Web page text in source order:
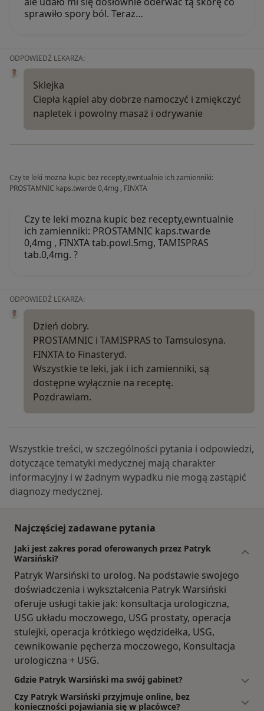
sprawiło spory ból. Teraz…
ODPOWIEDŹ LEKARZA:
Sklejka
Ciepła kąpiel aby dobrze namoczyć i zmiękczyć
napletek i powolny masaż i odrywanie
Czy te leki mozna kupic bez recepty,ewntualnie ich zamienniki:
PROSTAMNIC kaps.twarde 0,4mg , FINXTA
Czy te leki mozna kupic bez recepty,ewntualnie
ich zamienniki: PROSTAMNIC kaps.twarde
0,4mg , FINXTA tab.powl.5mg, TAMISPRAS
tab.0,4mg. ?
ODPOWIEDŹ LEKARZA:
Dzień dobry.
PROSTAMNIC i TAMISPRAS to Tamsulosyna.
FINXTA to Finasteryd.
Wszystkie te leki, jak i ich zamienniki, są
dostępne wyłącznie na receptę.
Pozdrawiam.
Wszystkie treści, w szczególności pytania i odpowiedzi,
dotyczące tematyki medycznej mają charakter
informacyjny i w żadnym wypadku nie mogą zastąpić
diagnozy medycznej.
Najczęściej zadawane pytania
Jaki jest zakres porad oferowanych przez Patryk
Warsiński?
Patryk Warsiński to urolog. Na podstawie swojego
doświadczenia i wykształcenia Patryk Warsiński
oferuje usługi takie jak: konsultacja urologiczna,
USG układu moczowego, USG prostaty, operacja
stulejki, operacja krótkiego wędzidełka, USG,
cewnikowanie pęcherza moczowego, Konsultacja
urologiczna + USG.
Gdzie Patryk Warsiński ma swój gabinet?
Czy Patryk Warsiński przyjmuje online, bez
konieczności pojawiania się w placówce?